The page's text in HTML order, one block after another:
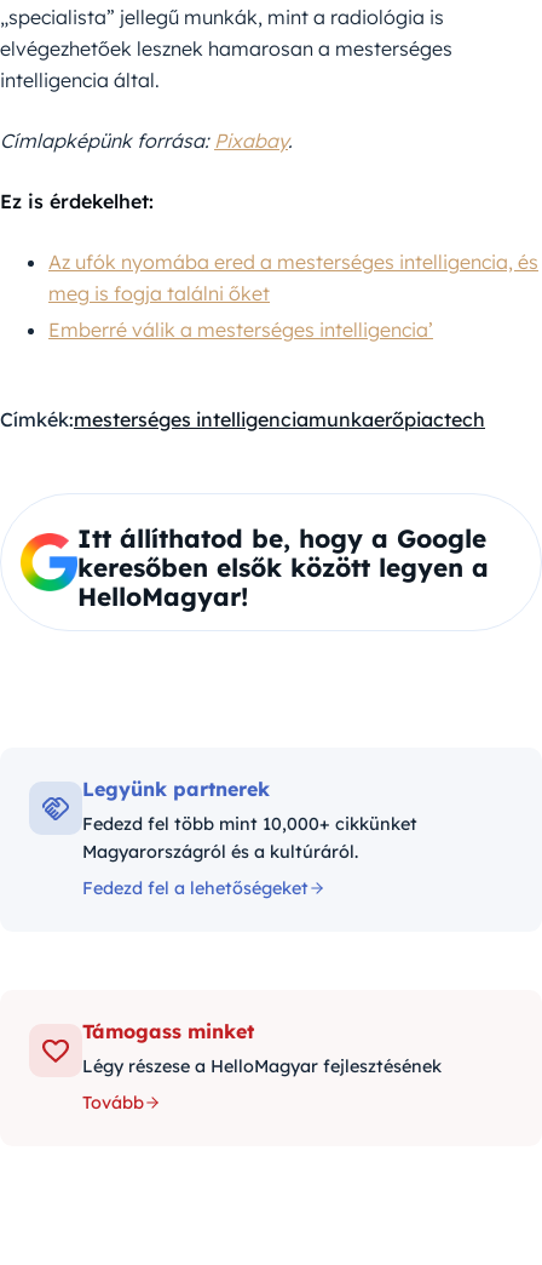
„specialista” jellegű munkák, mint a radiológia is
elvégezhetőek lesznek hamarosan a mesterséges
intelligencia által.
Címlapképünk forrása: Pixabay.
Ez is érdekelhet:
Az ufók nyomába ered a mesterséges intelligencia, és
meg is fogja találni őket
Emberré válik a mesterséges intelligencia’
Címkék:mesterséges intelligenciamunkaerőpiactech
Itt állíthatod be, hogy a Google
keresőben elsők között legyen a
HelloMagyar!
Legyünk partnerek
Fedezd fel több mint 10,000+ cikkünket
Magyarországról és a kultúráról.
Fedezd fel a lehetőségeket
Támogass minket
Légy részese a HelloMagyar fejlesztésének
Tovább